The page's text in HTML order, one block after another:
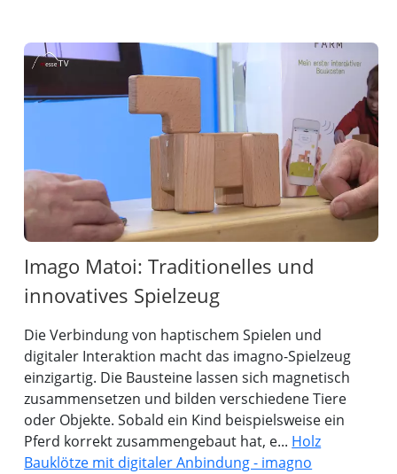
Imago Matoi: Traditionelles und
innovatives Spielzeug
Die Verbindung von haptischem Spielen und
digitaler Interaktion macht das imagno-Spielzeug
einzigartig. Die Bausteine lassen sich magnetisch
zusammensetzen und bilden verschiedene Tiere
oder Objekte. Sobald ein Kind beispielsweise ein
Pferd korrekt zusammengebaut hat, e... Holz
Bauklötze mit digitaler Anbindung - imagno